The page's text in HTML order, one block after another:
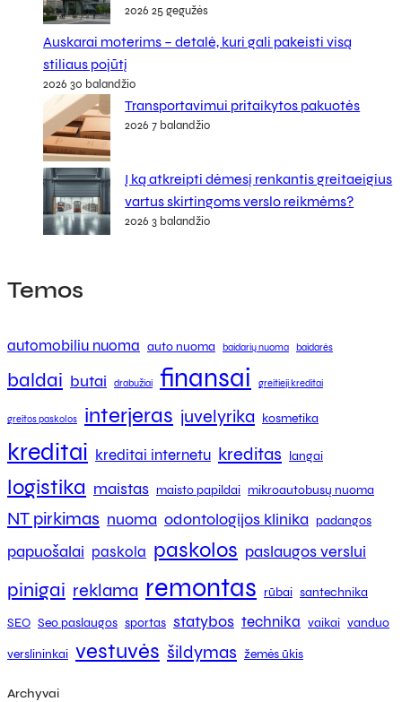
2026 25 gegužės
Auskarai moterims – detalė, kuri gali pakeisti visą
stiliaus pojūtį
2026 30 balandžio
Transportavimui pritaikytos pakuotės
2026 7 balandžio
Į ką atkreipti dėmesį renkantis greitaeigius
vartus skirtingoms verslo reikmėms?
2026 3 balandžio
Temos
automobiliu nuoma auto nuoma baidarių nuoma baidarės
baldai butai drabužiai finansai greitieji kreditai
greitos paskolos interjeras juvelyrika kosmetika
kreditai kreditai internetu kreditas langai
logistika maistas maisto papildai mikroautobusų nuoma
NT pirkimas nuoma odontologijos klinika padangos
papuošalai paskola paskolos paslaugos verslui
pinigai reklama remontas rūbai santechnika
SEO Seo paslaugos sportas statybos technika vaikai vanduo
verslininkai vestuvės šildymas žemės ūkis
Archyvai